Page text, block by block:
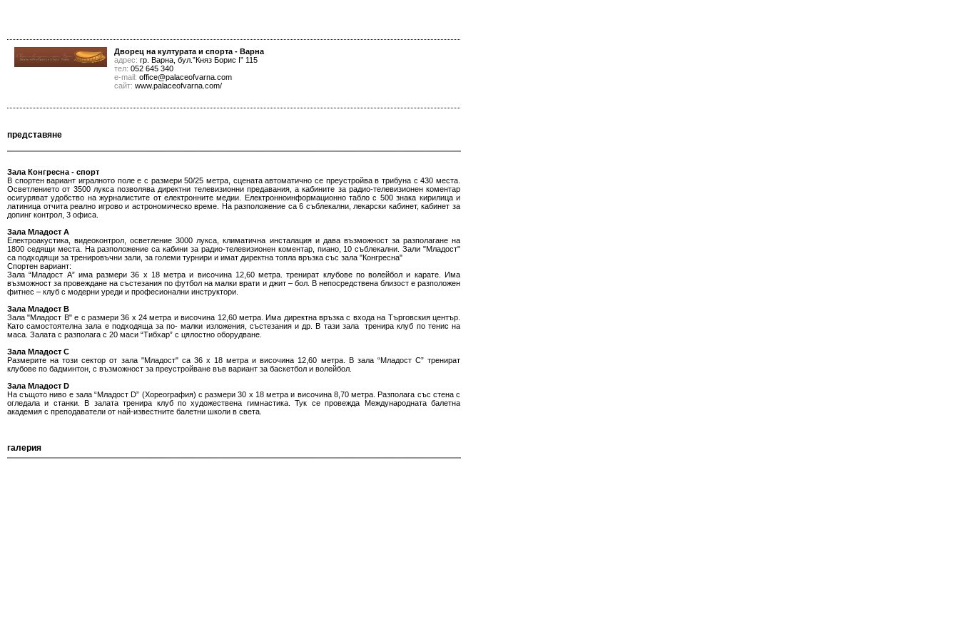
Дворец на културата и спорта - Варна
адрес: гр. Варна, бул.”Княз Борис I” 115
тел: 052 645 340
е-mail: office@palaceofvarna.com
сайт: www.palaceofvarna.com/
представяне
Зала Конгресна - спорт
В спортен вариант игралното поле е с размери 50/25 метра, сцената автоматично се преустройва в трибуна с 430 места.
Осветлението от 3500 лукса позволява директни телевизионни предавания, а кабините за радио-телевизионен коментар
осигуряват удобство на журналистите от електронните медии. Електронноинформационно табло с 500 знака кирилица и
латиница отчита реално игрово и астрономическо време. На разположение са 6 съблекални, лекарски кабинет, кабинет за
допинг контрол, 3 офиса.
Зала Mладост A
Електроакустика, видеоконтрол, осветление 3000 лукса, климатична инсталация и дава възможност за разполагане на
1800 седящи места. На разположение са кабини за радио-телевизионен коментар, пиано, 10 съблекални. Зали "Младост"
са подходящи за тренировъчни зали, за големи турнири и имат директна топла връзка със зала "Конгресна"
Спортен вариант:
Зала “Младост А” има размери 36 х 18 метра и височина 12,60 метра. тренират клубове по волейбол и карате. Има
възможност за провеждане на състезания по футбол на малки врати и джит – бол. В непосредствена близост е разположен
фитнес – клуб с модерни уреди и професионални инструктори.
Залa Mладост B
Зала "Младост B" е с размери 36 х 24 метра и височина 12,60 метра. Има директна връзка с входа на Търговския център.
Като самостоятелна зала е подходяща за по- малки изложения, състезания и др. В тази зала тренира клуб по тенис на
маса. Залата с разполага с 20 маси “Тибхар” с цялостно оборудване.
Залa Mладост C
Размерите на този сектор от зала "Младост" са 36 х 18 метра и височина 12,60 метра. В зала “Младост C” тренират
клубове по бадминтон, с възможност за преустройване във вариант за баскетбол и волейбол.
Залa Mладост D
На същото ниво е зала “Младост D” (Хореография) с размери 30 х 18 метра и височина 8,70 метра. Разполага със стена с
огледала и станки. В залата тренира клуб по художествена гимнастика. Тук се провежда Международната балетна
академия с преподаватели от най-известните балетни школи в света.
галерия